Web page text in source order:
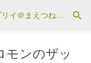
テンツに移動
モンのザッ